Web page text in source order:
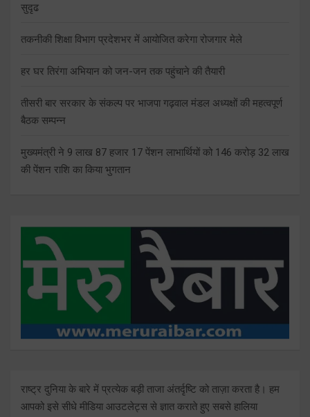
सुदृढ
तकनीकी शिक्षा विभाग प्रदेशभर में आयोजित करेगा रोजगार मेले
हर घर तिरंगा अभियान को जन-जन तक पहुंचाने की तैयारी
तीसरी बार सरकार के संकल्प पर भाजपा गढ़वाल मंडल अध्यक्षों की महत्वपूर्ण
बैठक सम्पन्न
मुख्यमंत्री ने 9 लाख 87 हजार 17 पेंशन लाभार्थियों को 146 करोड़ 32 लाख
की पेंशन राशि का किया भुगतान
राष्ट्र दुनिया के बारे में प्रत्येक बड़ी ताजा अंतर्दृष्टि को ताज़ा करता है। हम
आपको इसे सीधे मीडिया आउटलेट्स से ज्ञात कराते हुए सबसे हालिया